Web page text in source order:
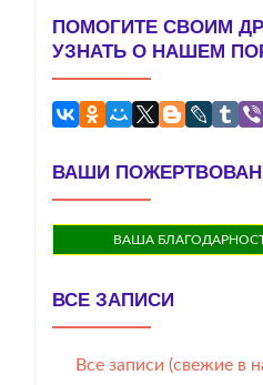
ПОМОГИТЕ СВОИМ
УЗНАТЬ О НАШЕМ
ВАШИ
ВАША
ВСЕ ЗАПИСИ
Все записи (свежие в